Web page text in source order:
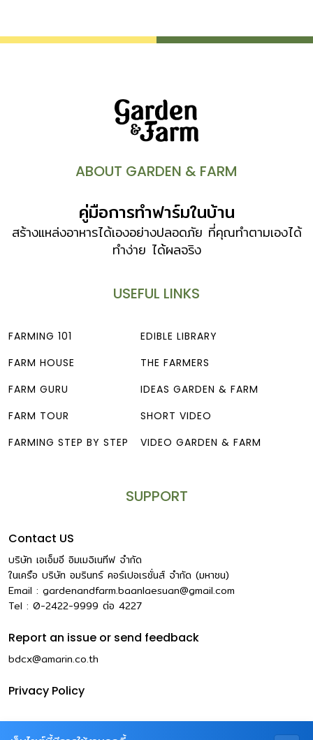
ABOUT GARDEN & FARM
คู่มือการทำฟาร์มในบ้าน
สร้างแหล่งอาหารได้เองอย่างปลอดภัย ที่คุณทำตามเองได้
ทำง่าย ได้ผลจริง
USEFUL LINKS
FARMING 101
FARM HOUSE
FARM GURU
FARM TOUR
FARMING STEP BY STEP
EDIBLE LIBRARY
THE FARMERS
IDEAS GARDEN & FARM
SHORT VIDEO
VIDEO GARDEN & FARM
SUPPORT
Contact US
บริษัท เอเอ็มอี อิมเมจิเนทีฟ จำกัด
ในเครือ บริษัท อมรินทร์ คอร์เปอเรชั่นส์ จำกัด (มหาชน)
Email : gardenandfarm.baanlaesuan@gmail.com
Tel : 0-2422-9999 ต่อ 4227
Report an issue or send feedback
bdcx@amarin.co.th
Privacy Policy